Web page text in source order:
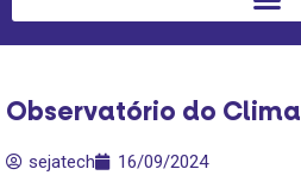
Observatório do Clima
sejatech 16/09/2024